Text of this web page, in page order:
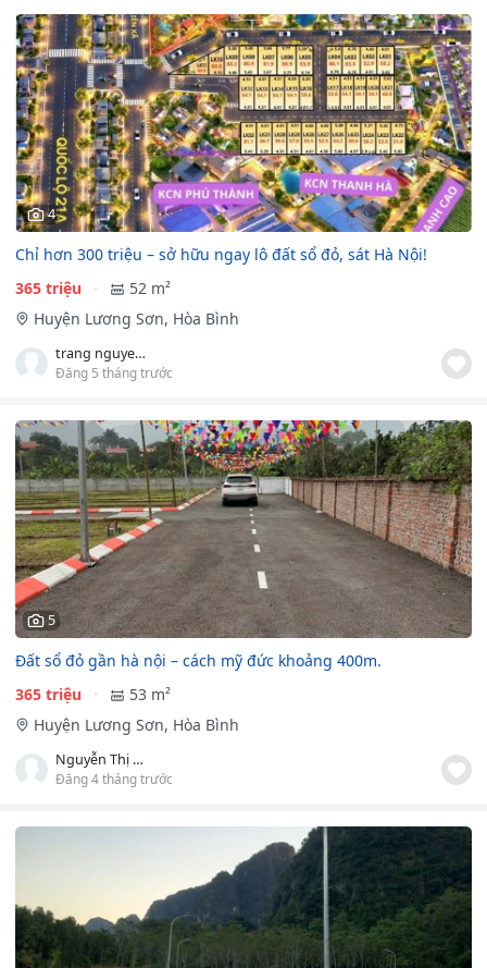
4
Chỉ hơn 300 triệu – sở hữu ngay lô đất sổ đỏ, sát Hà Nội!
365 triệu
52 m²
Huyện Lương Sơn, Hòa Bình
trang nguyen minh
Đăng 5 tháng trước
5
Đất sổ đỏ gần hà nội – cách mỹ đức khoảng 400m.
365 triệu
53 m²
Huyện Lương Sơn, Hòa Bình
Nguyễn Thị Minh Tâm
Đăng 4 tháng trước